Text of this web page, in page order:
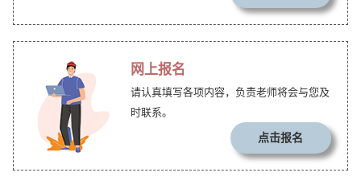
网上报名
请认真填写各项内容，负责老师将会与您及
时联系。
点击报名